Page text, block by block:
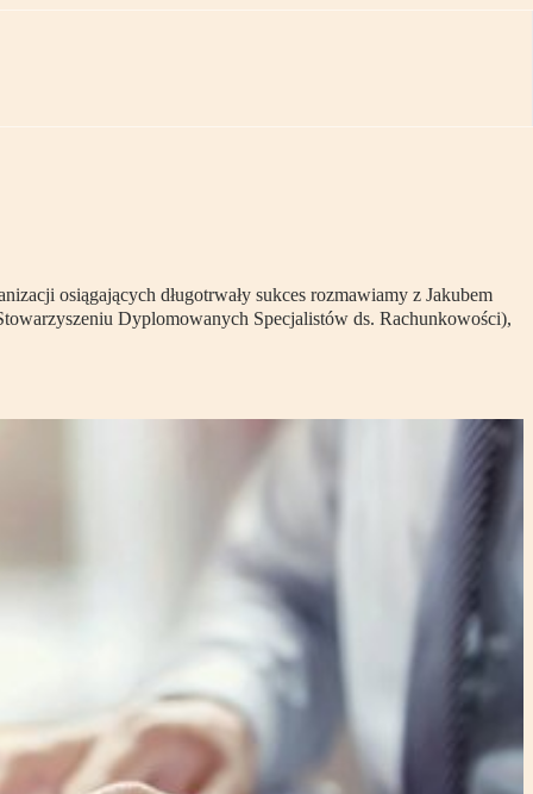
osiągających długotrwały sukces rozmawiamy z Jakubem
Dyplomowanych Specjalistów ds. Rachunkowości),